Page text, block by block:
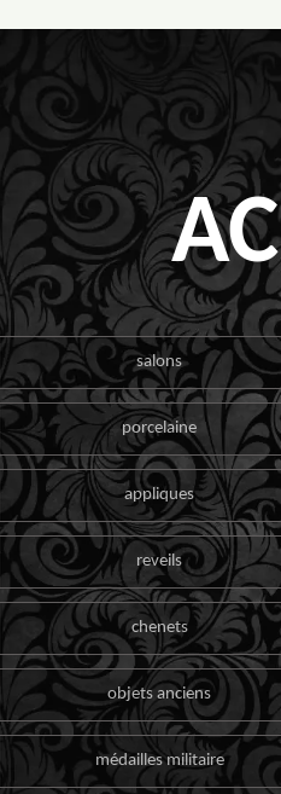
salons
porcelaine
appliques
reveils
chenets
objets anciens
médailles militaire